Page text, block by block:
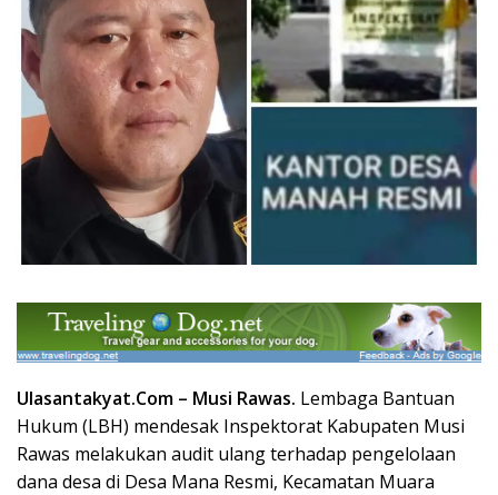
Ulasantakyat.Com – Musi Rawas. Lembaga Bantuan
Hukum (LBH) mendesak Inspektorat Kabupaten Musi
Rawas melakukan audit ulang terhadap pengelolaan
dana desa di Desa Mana Resmi, Kecamatan Muara